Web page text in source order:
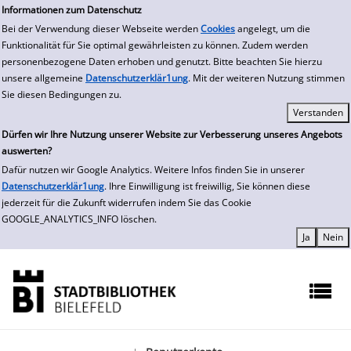
Informationen zum Datenschutz
Bei der Verwendung dieser Webseite werden Cookies angelegt, um die
Funktionalität für Sie optimal gewährleisten zu können. Zudem werden
personenbezogene Daten erhoben und genutzt. Bitte beachten Sie hierzu
unsere allgemeine Datenschutzerklär1ung. Mit der weiteren Nutzung stimmen
Sie diesen Bedingungen zu.
Dürfen wir Ihre Nutzung unserer Website zur Verbesserung unseres Angebots
auswerten?
Dafür nutzen wir Google Analytics. Weitere Infos finden Sie in unserer
Datenschutzerklär1ung. Ihre Einwilligung ist freiwillig, Sie können diese
jederzeit für die Zukunft widerrufen indem Sie das Cookie
GOOGLE_ANALYTICS_INFO löschen.
zur Navigation springen
zum Inhalt springen
Zur Detailanzeige springen